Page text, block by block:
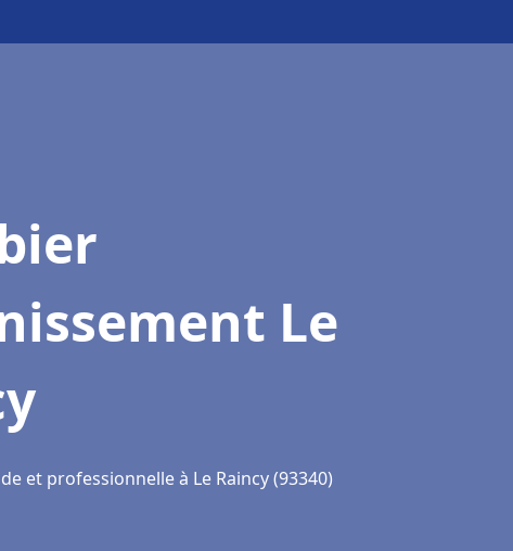
Le
et professionnelle à Le Raincy (93340)